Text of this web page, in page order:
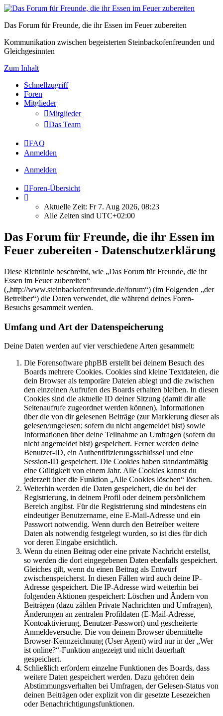
Das Forum für Freunde, die ihr Essen im Feuer zubereiten
Kommunikation zwischen begeisterten Steinbackofenfreunden und
Gleichgesinnten
Zum Inhalt
Schnellzugriff
Foren
Mitglieder
Mitglieder
Das Team
FAQ
Anmelden
Anmelden
Foren-Übersicht
Aktuelle Zeit: Fr 7. Aug 2026, 08:23
Alle Zeiten sind UTC+02:00
Das Forum für Freunde, die ihr Essen im
Feuer zubereiten - Datenschutzerklärung
Diese Richtlinie beschreibt, wie „Das Forum für Freunde, die ihr
Essen im Feuer zubereiten“
(„http://www.steinbackofenfreunde.de/forum“) (im Folgenden „der
Betreiber“) die Daten verwendet, die während deines Foren-
Besuchs gesammelt werden.
Umfang und Art der Datenspeicherung
Deine Daten werden auf vier verschiedene Arten gesammelt:
Die Forensoftware phpBB erstellt bei deinem Besuch des
Boards mehrere Cookies. Cookies sind kleine Textdateien, die
dein Browser als temporäre Dateien ablegt und die zwischen
den einzelnen Aufrufen des Boards erhalten bleiben. In diesen
Cookies sind die aktuelle ID deiner Sitzung (damit dir alle
Seitenaufrufe zugeordnet werden können), Informationen
über die von dir gelesenen Beiträge (zur Markierung dieser als
gelesen/ungelesen; sofern du nicht angemeldet bist) sowie
Informationen über deine Teilnahme an Umfragen (sofern du
nicht angemeldet bist) gespeichert. Ferner werden deine
Benutzer-ID, ein Authentifizierungsschlüssel und eine
Session-ID gespeichert. Die Cookies haben standardmäßig
eine Gültigkeit von einem Jahr. Alle Cookies kannst du
jederzeit über die Funktion „Alle Cookies löschen“ löschen.
Weiterhin werden die Daten gespeichert, die du bei der
Registrierung, in deinem Profil oder deinem persönlichem
Bereich angibst. Für die Registrierung sind mindestens ein
eindeutiger Benutzername, eine E-Mail-Adresse und ein
Passwort notwendig. Wenn durch den Betreiber weitere
Daten als notwendig festgelegt wurden, so ist dies für dich
vor deren Eingabe ersichtlich.
Wenn du einen Beitrag oder eine private Nachricht erstellst,
so werden die dort eingegebenen Daten ebenfalls gespeichert.
Gleiches gilt, wenn du einen Beitrag als Entwurf
zwischenspeicherst. In diesen Fällen wird auch deine IP-
Adresse gespeichert. Die IP-Adresse wird weiterhin bei
folgenden Aktionen gespeichert: Löschen und Ändern von
Beiträgen (dazu zählen Private Nachrichten und Umfragen),
Änderungen an zentralen Profildaten (E-Mail-Adresse,
Kontoaktivierung, Benutzer-Passwort) und gescheiterte
Anmeldeversuche. Die von deinem Browser übermittelte
Browser-Kennzeichnung (User Agent) wird nur in der „Wer
ist online?“-Funktion angezeigt und nicht dauerhaft
gespeichert.
Schließlich erfordern einzelne Funktionen des Boards, dass
weitere Daten gespeichert werden. Dazu gehören dein
Abstimmungsverhalten bei Umfragen, der Gelesen-Status von
deinen Beiträgen oder explizit von dir gesetzte Lesezeichen
oder Benachrichtigungsfunktionen.